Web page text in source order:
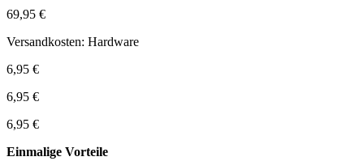
69,95 €
Versandkosten: Hardware
6,95 €
6,95 €
6,95 €
Einmalige Vorteile